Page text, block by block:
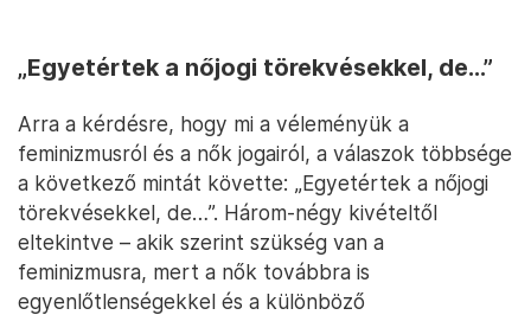
„Egyetértek a nőjogi törekvésekkel, de…”
Arra a kérdésre, hogy mi a véleményük a
feminizmusról és a nők jogairól, a válaszok többsége
a következő mintát követte: „Egyetértek a nőjogi
törekvésekkel, de…”. Három-négy kivételtől
eltekintve – akik szerint szükség van a
feminizmusra, mert a nők továbbra is
egyenlőtlenségekkel és a különböző